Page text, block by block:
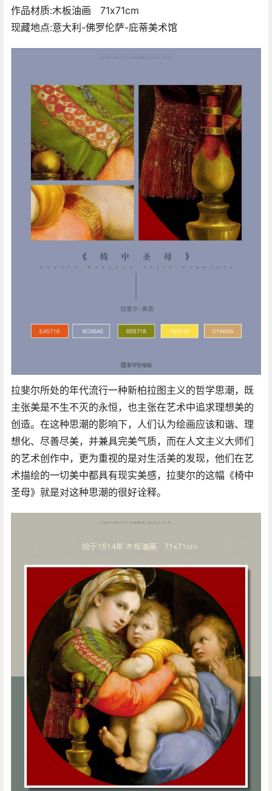
作品材质:木板油画 71x71cm
现藏地点:意大利-佛罗伦萨-庇蒂美术馆
拉斐尔所处的年代流行一种新柏拉图主义的哲学思潮，既
主张美是不生不灭的永恒，也主张在艺术中追求理想美的
创造。在这种思潮的影响下，人们认为绘画应该和谐、理
想化、尽善尽美，并兼具完美气质，而在人文主义大师们
的艺术创作中，更为重视的是对生活美的发现，他们在艺
术描绘的一切美中都具有现实美感，拉斐尔的这幅《椅中
圣母》就是对这种思潮的很好诠释。